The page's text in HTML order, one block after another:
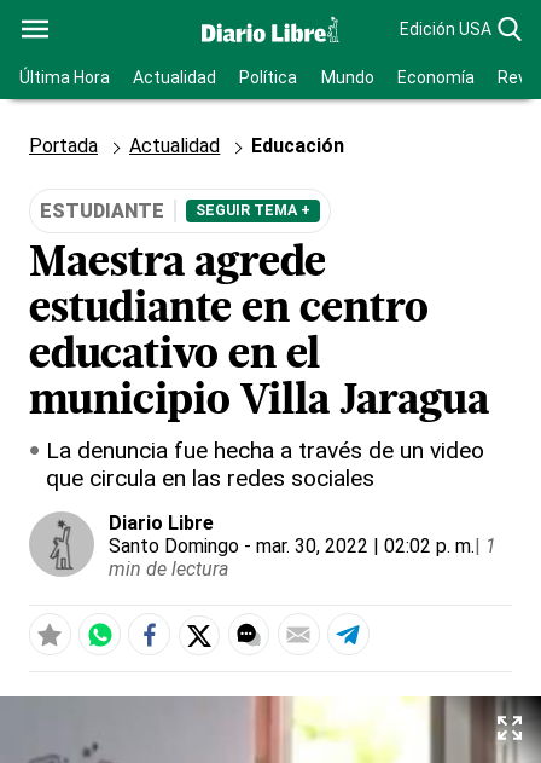
Edición USA
Última Hora Actualidad Política Mundo Economía
Portada Actualidad Educación
ESTUDIANTE SEGUIR TEMA +
Maestra agrede
estudiante en centro
educativo en el
municipio Villa Jaragua
La denuncia fue hecha a través de un video
que circula en las redes sociales
Diario Libre
Santo Domingo - mar. 30, 2022 | 02:02 p. m.| 1
min de lectura